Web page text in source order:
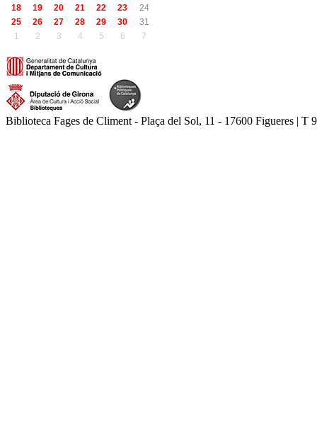
18
19 20 21 22 23
24
25
26 27 28 29 30
31
1
2 3 4 5 6 7
Biblioteca Fages de Climent - Plaça del Sol, 11 - 17600 Figueres |